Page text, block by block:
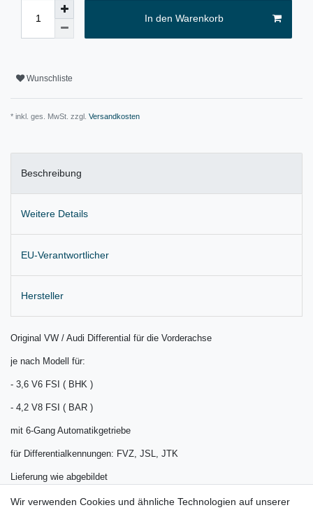
In den Warenkorb
Wunschliste
* inkl. ges. MwSt. zzgl. Versandkosten
Beschreibung
Weitere Details
EU-Verantwortlicher
Hersteller
Original VW / Audi Differential für die Vorderachse
je nach Modell für:
- 3,6 V6 FSI ( BHK )
- 4,2 V8 FSI ( BAR )
mit 6-Gang Automatikgetriebe
für Differentialkennungen: FVZ, JSL, JTK
Lieferung wie abgebildet
Gerne prüfen wir für Sie anhand Ihrer Fahrgestellnummer (VIN)
Wir verwenden Cookies und ähnliche Technologien auf unserer